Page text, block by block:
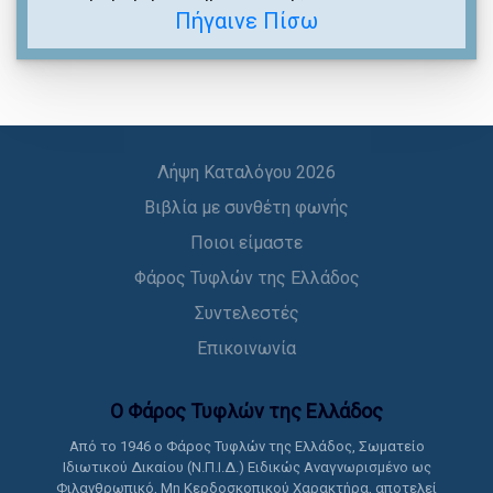
Πήγαινε Πίσω
Λήψη Καταλόγου 2026
Βιβλία με συνθέτη φωνής
Ποιοι είμαστε
Φάρος Τυφλών της Ελλάδος
Συντελεστές
Επικοινωνία
Ο Φάρος Τυφλών της Ελλάδoς
Από το 1946 ο Φάρος Τυφλών της Ελλάδος, Σωματείο
Ιδιωτικού Δικαίου (Ν.Π.Ι.Δ.) Ειδικώς Αναγνωρισμένο ως
Φιλανθρωπικό, Μη Κερδοσκοπικού Χαρακτήρα, αποτελεί